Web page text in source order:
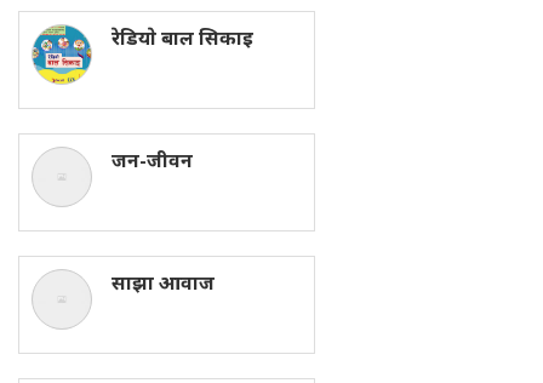
रेडियाे बाल सिकाइ
जन-जीवन
साझा आवाज